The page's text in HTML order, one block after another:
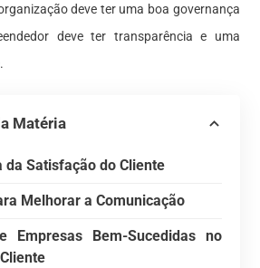
deve ter uma boa governança
deve ter transparência e uma
Matéria
da Satisfação do Cliente
Melhorar a Comunicação
Empresas Bem-Sucedidas no